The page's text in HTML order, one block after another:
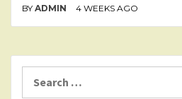
BY ADMIN 4 WEEKS AGO
for: